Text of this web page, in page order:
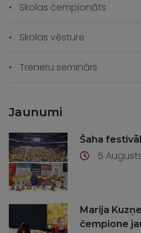
Skolas čempionāts
Skolas vēsture
Treneru seminārs
Jaunumi
Šaha
5
Marija
čempione